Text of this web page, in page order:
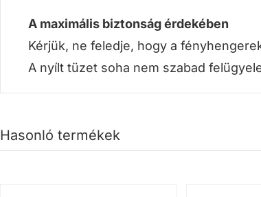
A maximális biztonság érdekében
Kérjük, ne feledje, hogy a
A nyílt tüzet soha nem szabad
Hasonló termékek